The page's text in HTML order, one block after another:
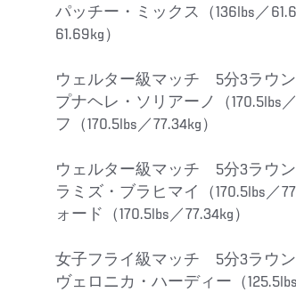
パッチー・ミックス（136lbs／
61.69kg）
ウェルター級マッチ 5分3ラウン
プナヘレ・ソリアーノ（170.5lbs
フ（170.5lbs／77.34kg）
ウェルター級マッチ 5分3ラウン
ラミズ・ブラヒマイ（170.5lbs／
ォード（170.5lbs／77.34kg）
女子フライ級マッチ 5分3ラウン
ヴェロニカ・ハーディー（